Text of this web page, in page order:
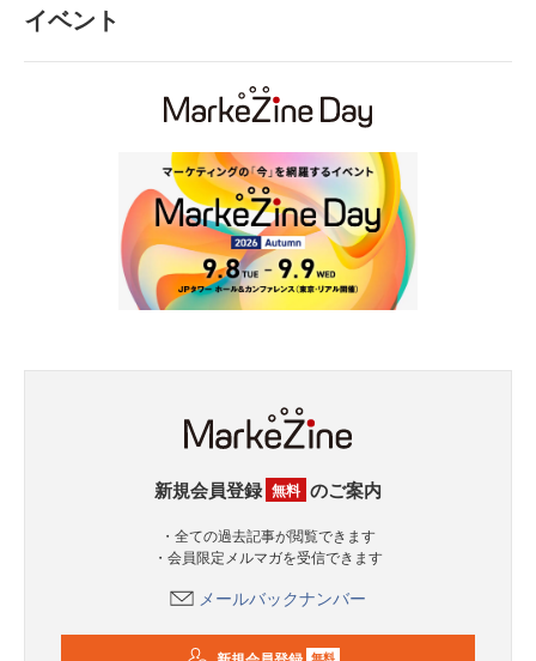
イベント
新規会員登録 無料 のご案内
・全ての過去記事が閲覧できます
・会員限定メルマガを受信できます
メールバックナンバー
無料